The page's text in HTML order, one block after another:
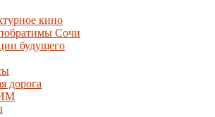
кино
Сочи
будущего
дорога